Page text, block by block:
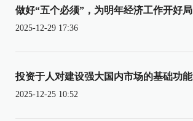
做好“五个必须”，为明年经济工作开好局
2025-12-29 17:36
投资于人对建设强大国内市场的基础功能
2025-12-25 10:52